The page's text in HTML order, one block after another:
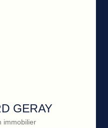
GERAY
immobilier